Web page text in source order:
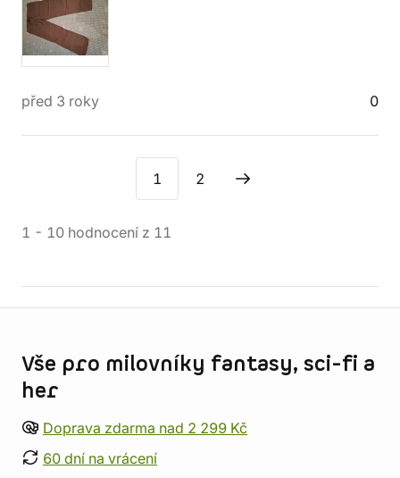
před 3 roky 0
1 2
1 - 10 hodnocení z 11
Vše pro milovníky fantasy, sci-fi a
her
Doprava zdarma nad 2 299 Kč
60 dní na vrácení